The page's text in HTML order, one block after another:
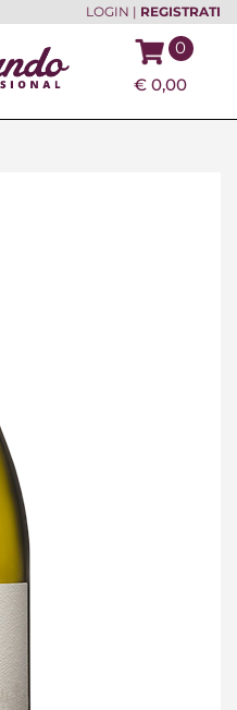
LOGIN | REGISTRATI
0
€ 0,00